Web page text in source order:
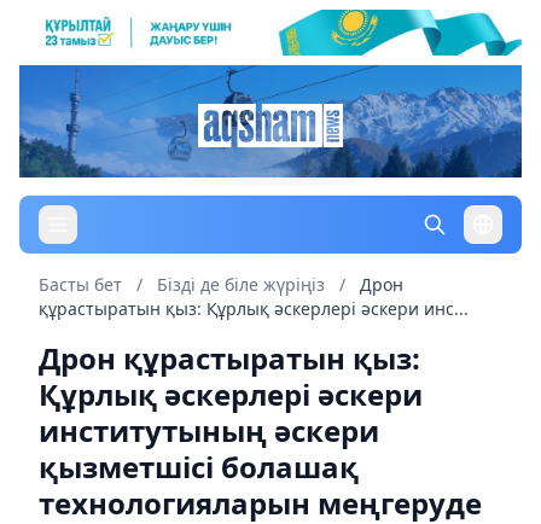
Басты бет / Бізді де біле жүріңіз /
Дрон
құрастыратын қыз: Құрлық әскерлері әскери инс...
Дрон құрастыратын қыз:
Құрлық әскерлері әскери
институтының әскери
қызметшісі болашақ
технологияларын меңгеруде